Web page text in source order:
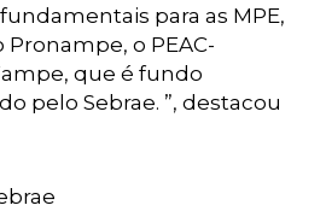
para as MPE,
o PEAC-
que é fundo
pelo Sebrae. ”, destacou